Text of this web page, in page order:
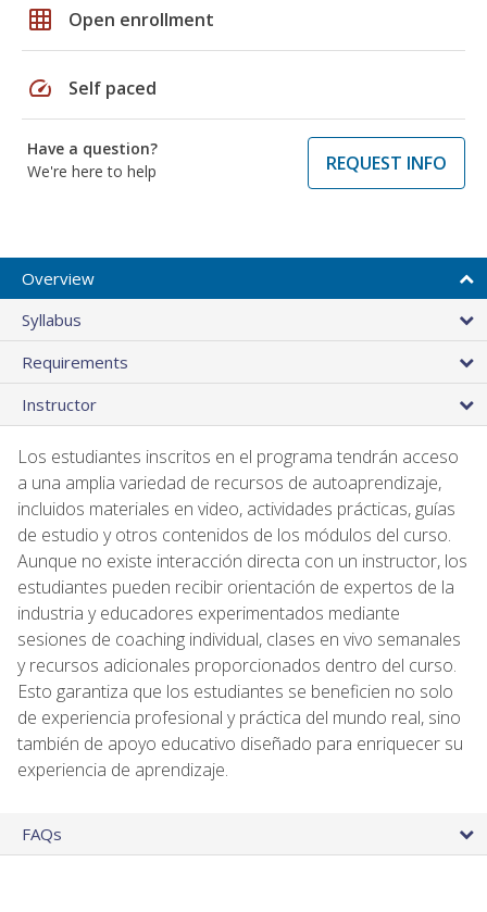
grid_on Open enrollment
speed Self paced
Have a question?
We're here to help
REQUEST INFO
Overview
Syllabus
Requirements
Instructor
Los estudiantes inscritos en el programa tendrán acceso
a una amplia variedad de recursos de autoaprendizaje,
incluidos materiales en video, actividades prácticas, guías
de estudio y otros contenidos de los módulos del curso.
Aunque no existe interacción directa con un instructor, los
estudiantes pueden recibir orientación de expertos de la
industria y educadores experimentados mediante
sesiones de coaching individual, clases en vivo semanales
y recursos adicionales proporcionados dentro del curso.
Esto garantiza que los estudiantes se beneficien no solo
de experiencia profesional y práctica del mundo real, sino
también de apoyo educativo diseñado para enriquecer su
experiencia de aprendizaje.
FAQs